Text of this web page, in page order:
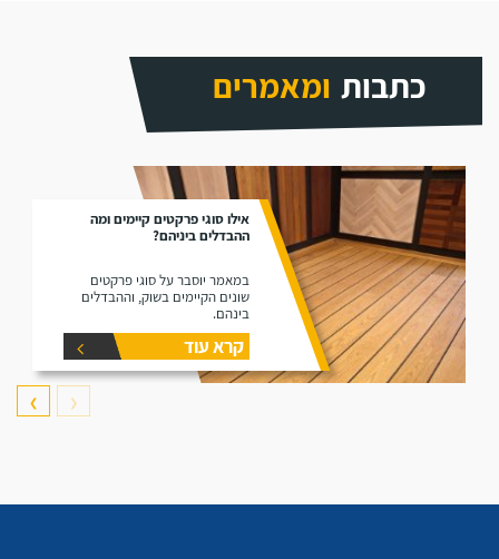
כתבות ומאמרים
אילו סוגי פרקטים קיימים ומה
ההבדלים ביניהם?
במאמר יוסבר על סוגי פרקטים
שונים הקיימים בשוק, וההבדלים
בינהם.
קרא עוד
❮
❯